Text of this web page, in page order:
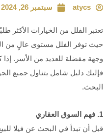
atycs سبتمبر 26, 2024
تعتبر الفلل من الخيارات الأكثر
حيث توفر الفلل مستوى عالٍ من
وجهة مفضلة للعديد من الأسر.
فإليك دليل شامل يتناول جميع
البحث.
1. فهم السوق العقاري
قبل أن تبدأ في البحث عن فيلا